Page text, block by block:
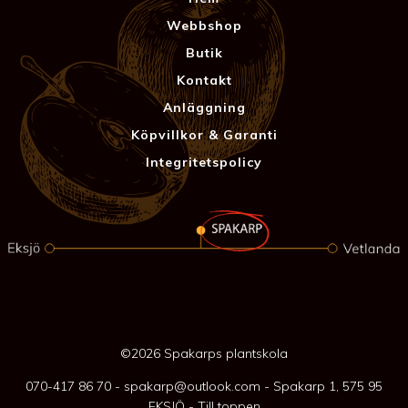
Webbshop
Butik
Kontakt
Anläggning
Köpvillkor & Garanti
Integritetspolicy
©2026 Spakarps plantskola
070-417 86 70 - spakarp@outlook.com - Spakarp 1, 575 95